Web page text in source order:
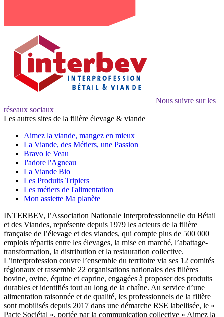
Nous suivre sur les
réseaux sociaux
Les autres sites de la filière élevage & viande
Aimez la viande, mangez en mieux
La Viande, des Métiers, une Passion
Bravo le Veau
J'adore l'Agneau
La Viande Bio
Les Produits Tripiers
Les métiers de l'alimentation
Mon assiette Ma planète
INTERBEV, l’Association Nationale Interprofessionnelle du Bétail
et des Viandes, représente depuis 1979 les acteurs de la filière
française de l’élevage et des viandes, qui compte plus de 500 000
emplois répartis entre les élevages, la mise en marché, l’abattage-
transformation, la distribution et la restauration collective.
L’interprofession couvre l’ensemble du territoire via ses 12 comités
régionaux et rassemble 22 organisations nationales des filières
bovine, ovine, équine et caprine, engagées à proposer des produits
durables et identifiés tout au long de la chaîne. Au service d’une
alimentation raisonnée et de qualité, les professionnels de la filière
sont mobilisés depuis 2017 dans une démarche RSE labellisée, le «
Pacte Sociétal », portée par la communication collective « Aimez la